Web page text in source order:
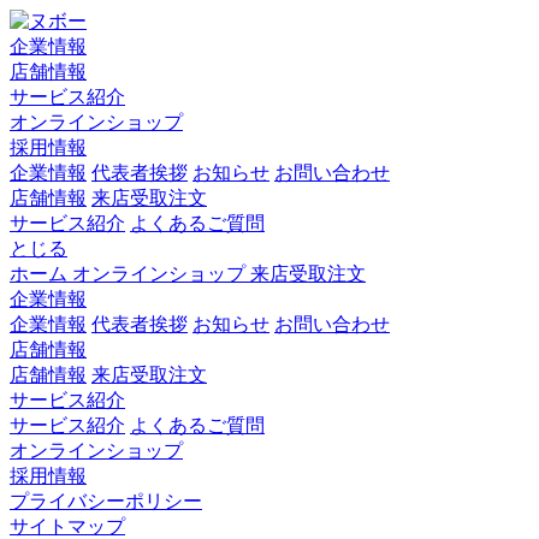
企業情報
店舗情報
サービス紹介
オンラインショップ
採用情報
企業情報 代表者挨拶 お知らせ お問い合わせ
店舗情報 来店受取注文
サービス紹介 よくあるご質問
とじる
ホーム オンラインショップ来店受取注文
企業情報
企業情報 代表者挨拶 お知らせ お問い合わせ
店舗情報
店舗情報 来店受取注文
サービス紹介
サービス紹介 よくあるご質問
オンラインショップ
採用情報
プライバシーポリシー
サイトマップ